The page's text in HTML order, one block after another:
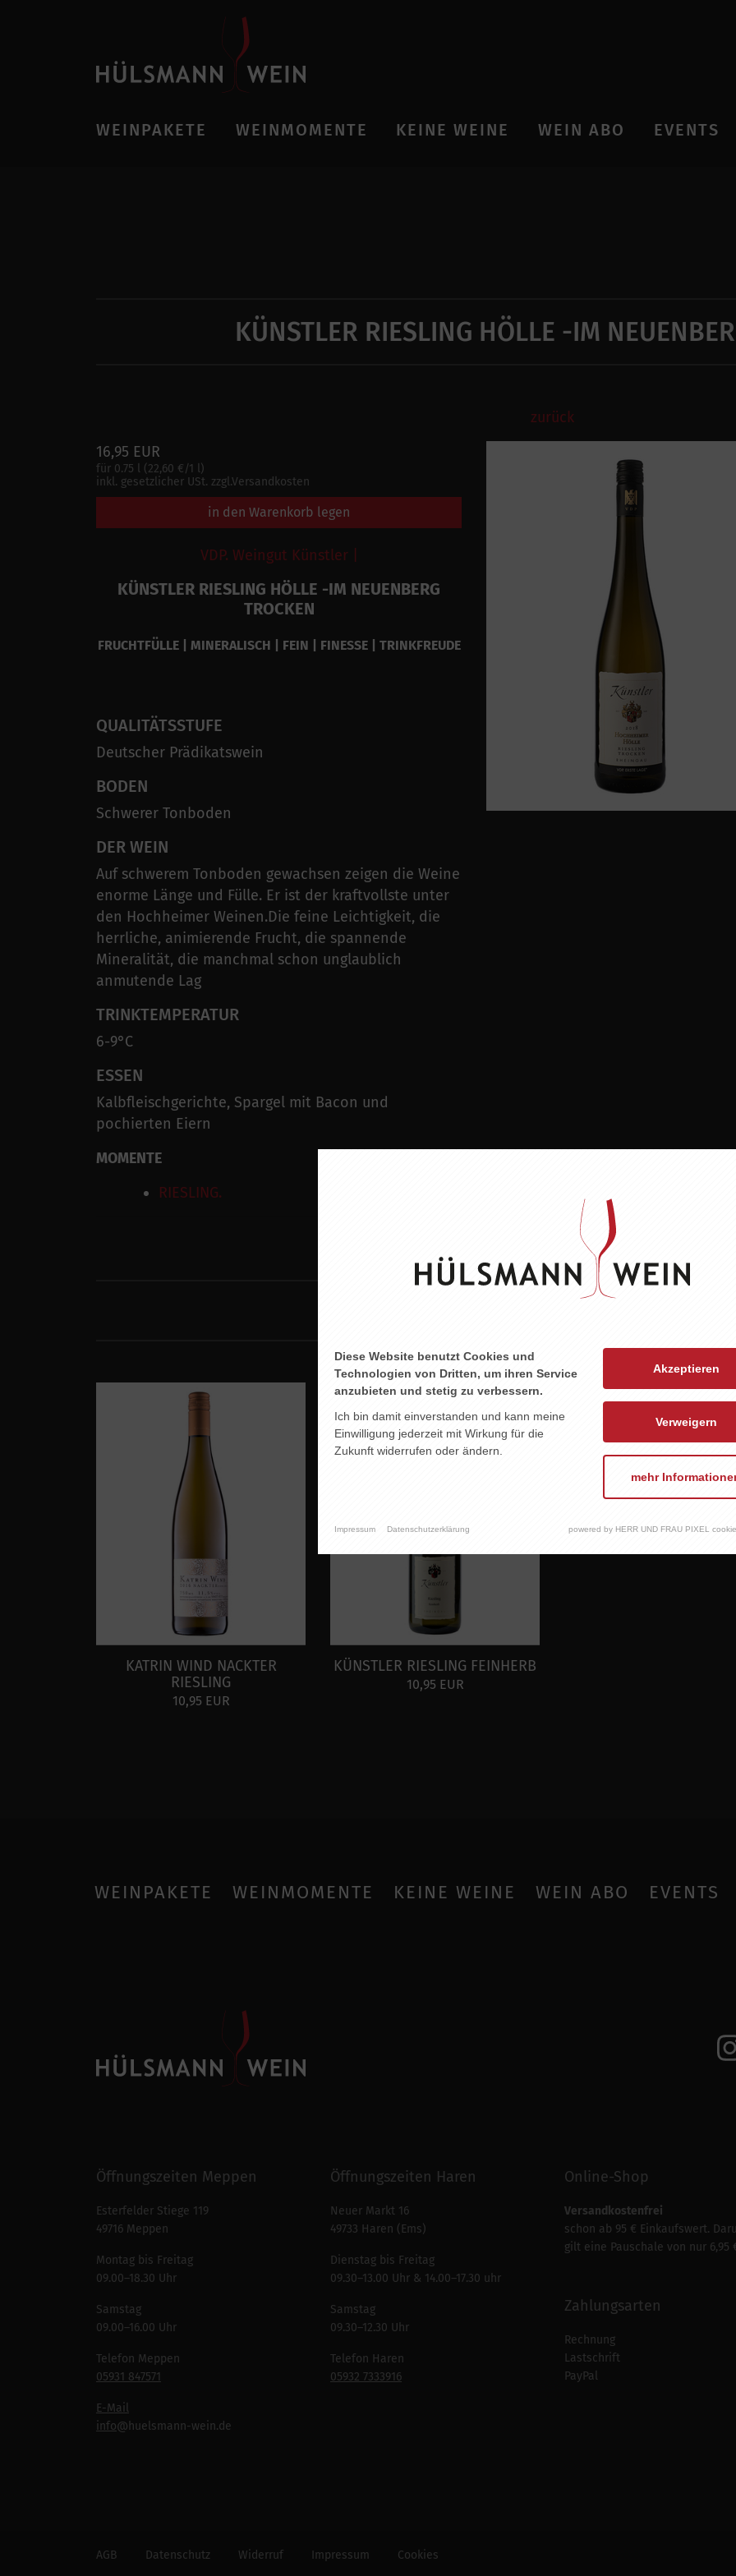
WEINPAKETE WEINMOMENTE KEINE WEINE WEIN ABO EVENTS
KÜNSTLER RIESLING HÖLLE -IM
zurück
16,95 EUR
für 0.75 l (22,60 €/1 l)
inkl. gesetzlicher USt. zzgl.Versandkosten
in den Warenkorb legen
VDP. Weingut Künstler |
KÜNSTLER RIESLING HÖLLE -IM NEUENBERG
TROCKEN
FRUCHTFÜLLE | MINERALISCH | FEIN | FINESSE | TRINKFREUDE
QUALITÄTSSTUFE
Deutscher Prädikatswein
BODEN
Schwerer Tonboden
DER WEIN
Auf schwerem Tonboden gewachsen zeigen die Weine
enorme Länge und Fülle. Er ist der kraftvollste unter
den Hochheimer Weinen.Die feine Leichtigkeit, die
herrliche, animierende Frucht, die spannende
Mineralität, die manchmal schon unglaublich
anmutende Lag
TRINKTEMPERATUR
6-9°C
ESSEN
Kalbfleischgerichte, Spargel mit Bacon und
pochierten Eiern
MOMENTE
RIESLING.
KATRIN WIND NACKTER
RIESLING
10,95 EUR
KÜNSTLER RIESLING FEINHERB
10,95 EUR
WEINPAKETE WEINMOMENTE KEINE WEINE WEIN ABO EVENTS
Öffnungszeiten Meppen
Esterfelder Stiege 119
49716 Meppen
Montag bis Freitag
09.00–18.30 Uhr
Samstag
09.00–16.00 Uhr
Telefon Meppen
05931 847571
E-Mail
info@huelsmann-wein.de
Öffnungszeiten Haren
Neuer Markt 16
49733 Haren (Ems)
Dienstag bis Freitag
09.30–13.00 Uhr & 14.00–17.30 uhr
Samstag
09.30–12.30 Uhr
Telefon Haren
05932 7333916
Online-Shop
Versandkostenfrei
schon ab 95 € Einkaufswert.
gilt eine Pauschale von nur 6,95
Zahlungsarten
Rechnung
Lastschrift
PayPal
AGB Datenschutz Widerruf Impressum Cookies
Diese Website benutzt Cookies und
Technologien von Dritten, um ihren Service
anzubieten und stetig zu verbessern.
Ich bin damit einverstanden und kann meine
Einwilligung jederzeit mit Wirkung für die
Zukunft widerrufen oder ändern.
Akzeptieren
Verweigern
mehr
Impressum Datenschutzerklärung powered by HERR UND FRAU PIXEL